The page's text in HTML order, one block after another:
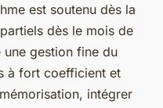
est soutenu dès la
dès le mois de
une gestion fine du
à fort coefficient et
intégrer